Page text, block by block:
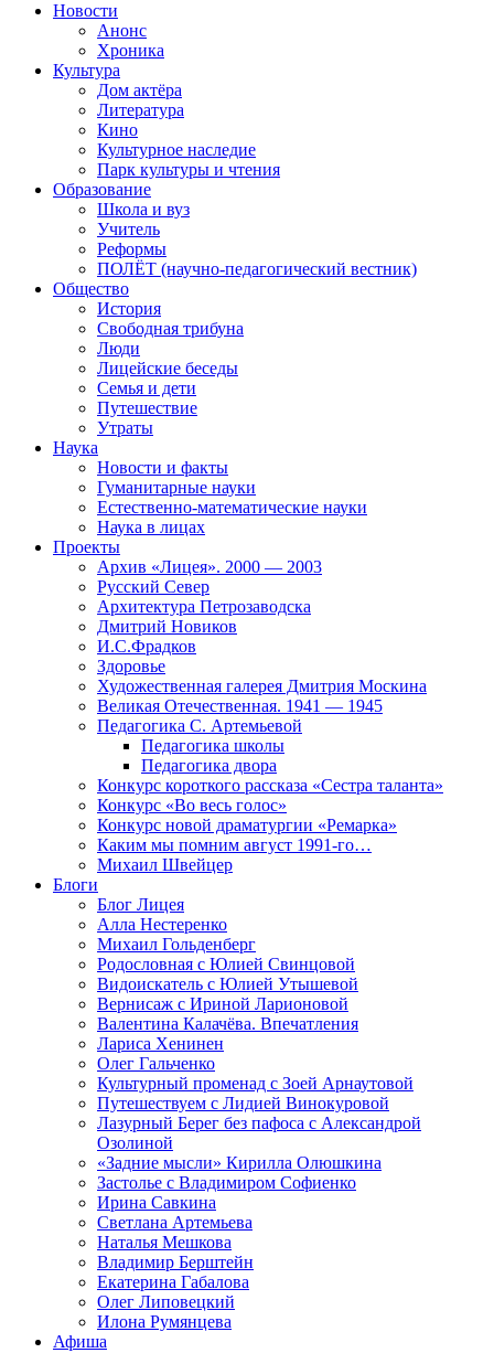
Новости
Анонс
Хроника
Культура
Дом актёра
Литература
Кино
Культурное наследие
Парк культуры и чтения
Образование
Школа и вуз
Учитель
Реформы
ПОЛЁТ (научно-педагогический вестник)
Общество
История
Свободная трибуна
Люди
Лицейские беседы
Семья и дети
Путешествие
Утраты
Наука
Новости и факты
Гуманитарные науки
Естественно-математические науки
Наука в лицах
Проекты
Архив «Лицея». 2000 — 2003
Русский Север
Архитектура Петрозаводска
Дмитрий Новиков
И.С.Фрадков
Здоровье
Художественная галерея Дмитрия Москина
Великая Отечественная. 1941 — 1945
Педагогика С. Артемьевой
Педагогика школы
Педагогика двора
Конкурс короткого рассказа «Сестра таланта»
Конкурс «Во весь голос»
Конкурс новой драматургии «Ремарка»
Каким мы помним август 1991-го…
Михаил Швейцер
Блоги
Блог Лицея
Алла Нестеренко
Михаил Гольденберг
Родословная с Юлией Свинцовой
Видоискатель с Юлией Утышевой
Вернисаж с Ириной Ларионовой
Валентина Калачёва. Впечатления
Лариса Хенинен
Олег Гальченко
Культурный променад с Зоей Арнаутовой
Путешествуем с Лидией Винокуровой
Лазурный Берег без пафоса с Александрой
Озолиной
«Задние мысли» Кирилла Олюшкина
Застолье с Владимиром Софиенко
Ирина Савкина
Светлана Артемьева
Наталья Мешкова
Владимир Берштейн
Екатерина Габалова
Олег Липовецкий
Илона Румянцева
Афиша